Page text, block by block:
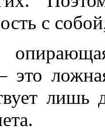
с
это
лишь